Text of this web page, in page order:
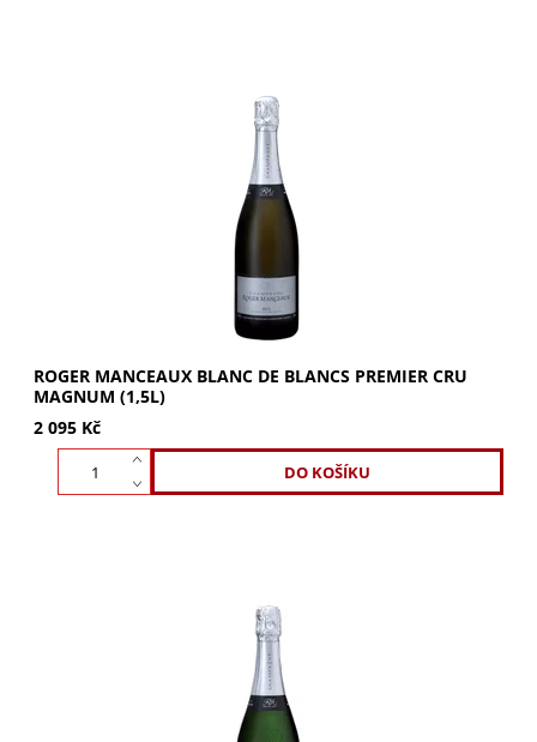
ROGER MANCEAUX Blanc de Blancs Premier Cru Magnum:
100% Chardonnay. Vůně máty, jablek a briošek. Čisté,
svěží šampaňské s minerálním charakterem,...
ROGER MANCEAUX BLANC DE BLANCS PREMIER CRU
MAGNUM (1,5L)
2 095 Kč
ROGER MANCEAUX Blanc de Noirs Pinot Noir Grand Cru.
100% Pinot Noir z Grand Cru s vůní briošky a mirabelek.
Bohatá, harmonická chuť s dokonalou...